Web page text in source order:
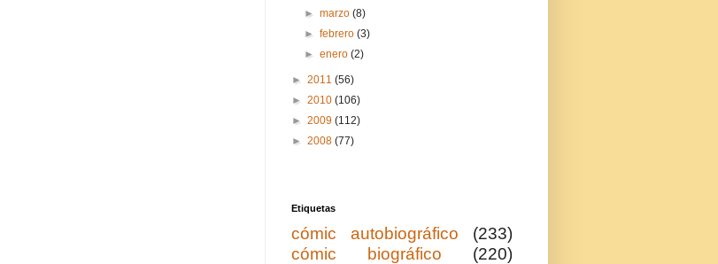
►marzo(8)
►febrero(3)
►enero(2)
► 2011 (56)
► 2010 (106)
► 2009 (112)
► 2008 (77)
Etiquetas
cómic autobiográfico
(233)
cómic biográfico
(220)